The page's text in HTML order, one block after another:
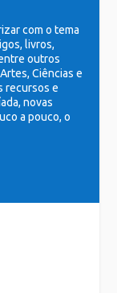
com o tema
livros,
outros
Ciências e
recursos e
novas
a pouco, o